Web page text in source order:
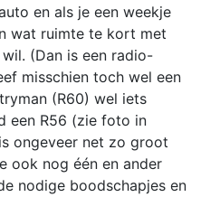
en als je een weekje
wat ruimte te kort met
(Dan is een radio-
misschien toch wel een
(R60) wel iets
een R56 (zie foto in
ongeveer net zo groot
ook nog één en ander
nodige boodschapjes en